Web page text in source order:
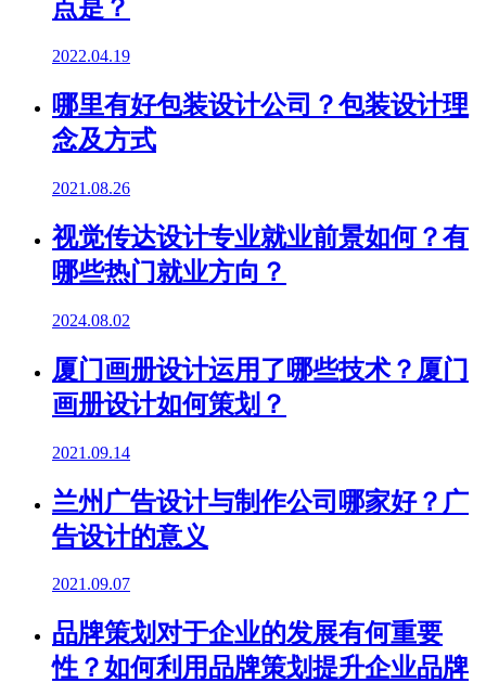
点是？
2022.04.19
哪里有好包装设计公司？包装设计理
念及方式
2021.08.26
视觉传达设计专业就业前景如何？有
哪些热门就业方向？
2024.08.02
厦门画册设计运用了哪些技术？厦门
画册设计如何策划？
2021.09.14
兰州广告设计与制作公司哪家好？广
告设计的意义
2021.09.07
品牌策划对于企业的发展有何重要
性？如何利用品牌策划提升企业品牌